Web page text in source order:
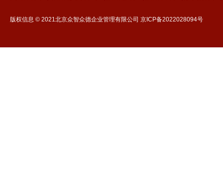
版权信息 © 2021北京众智众德企业管理有限公司 京ICP备2022028094号